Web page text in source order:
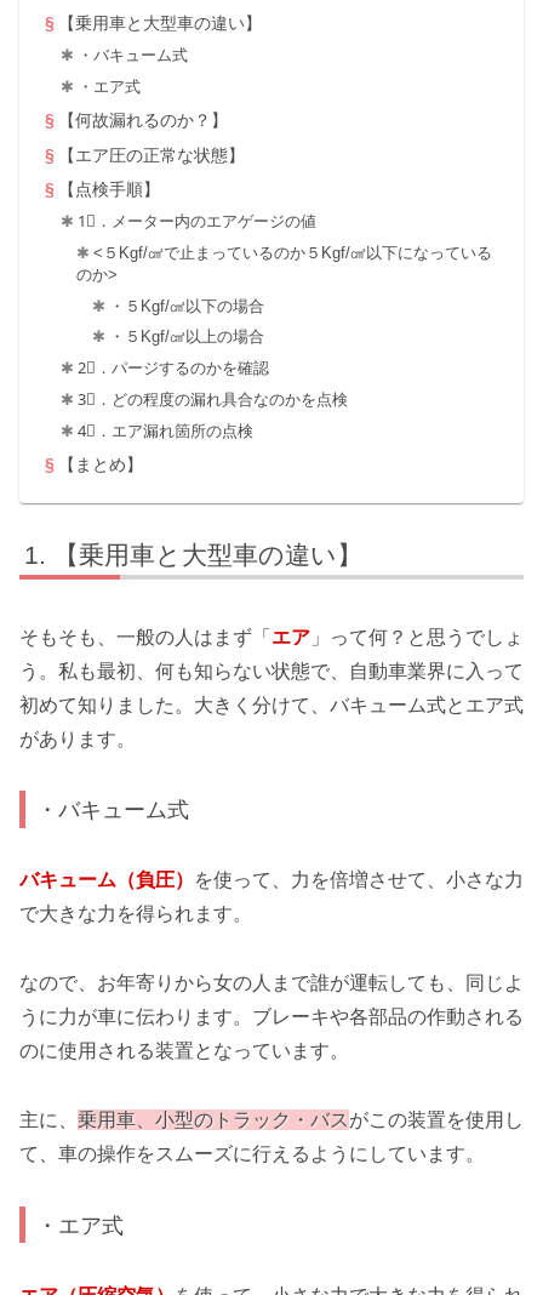
【乗用車と大型車の違い】
・バキューム式
・エア式
【何故漏れるのか？】
【エア圧の正常な状態】
【点検手順】
1⃣．メーター内のエアゲージの値
<５Kgf/㎠で止まっているのか５Kgf/㎠以下になっている
のか>
・５Kgf/㎠以下の場合
・５Kgf/㎠以上の場合
2⃣．パージするのかを確認
3⃣．どの程度の漏れ具合なのかを点検
4⃣．エア漏れ箇所の点検
【まとめ】
【乗用車と大型車の違い】
そもそも、一般の人はまず「 エア 」って何？と思うでしょ
う。私も最初、何も知らない状態で、自動車業界に入って
初めて知りました。大きく分けて、バキューム式とエア式
があります。
・バキューム式
バキューム（負圧）
を使って、力を倍増させて、小さな力
で大きな力を得られます。
なので、お年寄りから女の人まで誰が運転しても、同じよ
うに力が車に伝わります。ブレーキや各部品の作動される
のに使用される装置となっています。
主に、 乗用車、小型のトラック・バス がこの装置を使用し
て、車の操作をスムーズに行えるようにしています。
・エア式